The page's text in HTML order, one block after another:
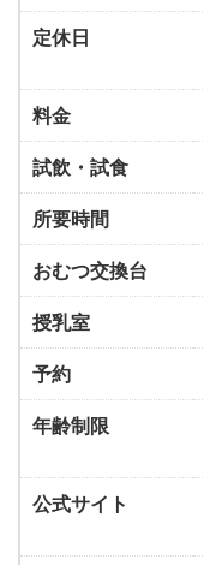
定休日
料金
試飲・試食
所要時間
おむつ交換台
授乳室
予約
年齢制限
公式サイト